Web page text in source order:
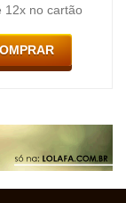
12x no cartão